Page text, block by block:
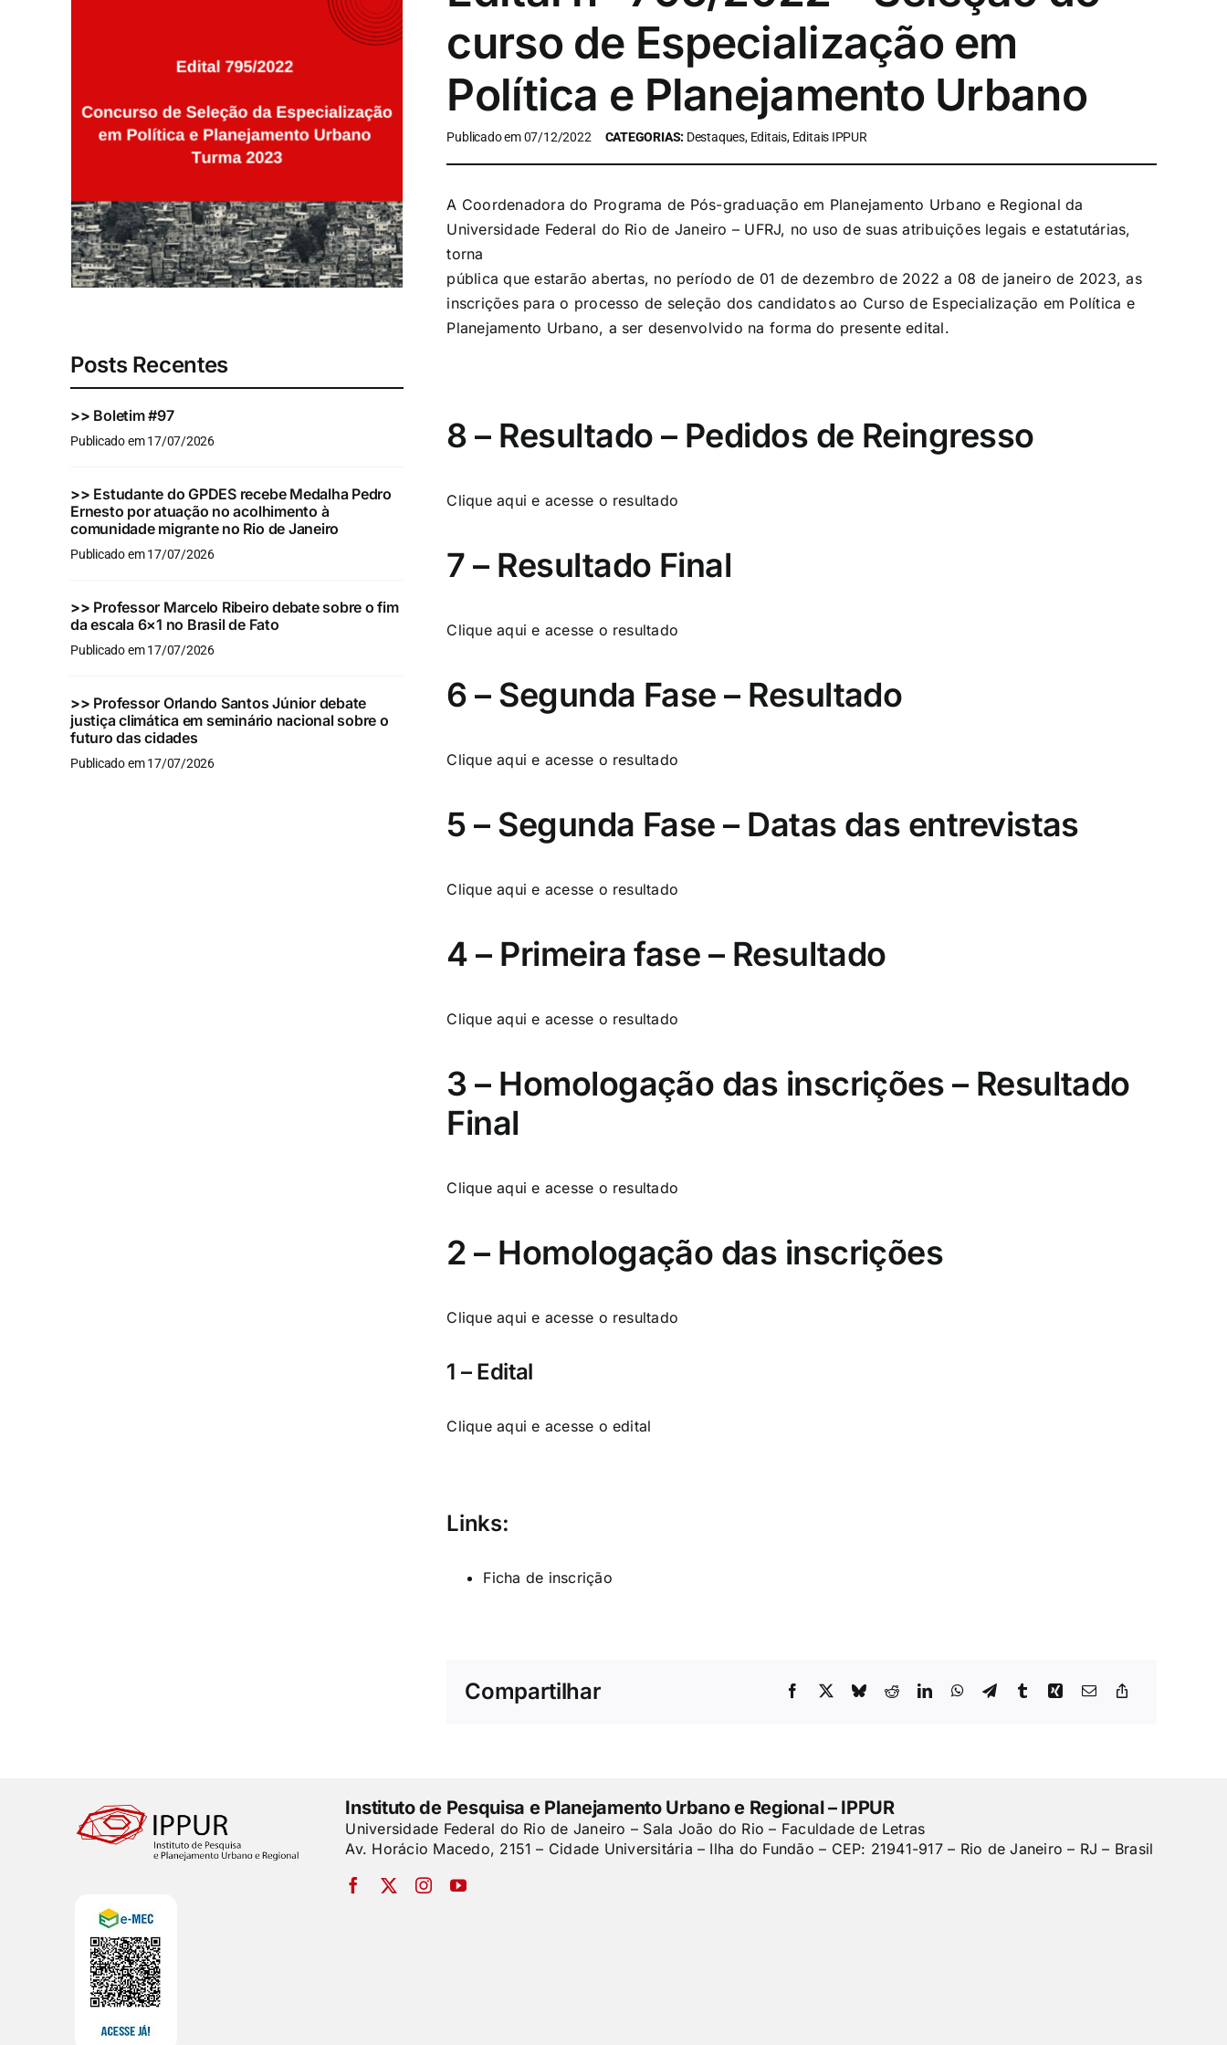
Posts Recentes
>> Boletim #97
Publicado em 17/07/2026
>> Estudante do GPDES recebe Medalha Pedro
Ernesto por atuação no acolhimento à
comunidade migrante no Rio de Janeiro
Publicado em 17/07/2026
>> Professor Marcelo Ribeiro debate sobre o fim
da escala 6×1 no Brasil de Fato
Publicado em 17/07/2026
>> Professor Orlando Santos Júnior debate
justiça climática em seminário nacional sobre o
futuro das cidades
Publicado em 17/07/2026
curso de Especialização em
Política e Planejamento Urbano
Publicado em 07/12/2022 CATEGORIAS: Destaques, Editais, Editais IPPUR
A Coordenadora do Programa de Pós-graduação em Planejamento Urbano e Regional da
Universidade Federal do Rio de Janeiro – UFRJ, no uso de suas atribuições legais e estatutárias,
torna
pública que estarão abertas, no período de 01 de dezembro de 2022 a 08 de janeiro de 2023, as
inscrições para o processo de seleção dos candidatos ao Curso de Especialização em Política e
Planejamento Urbano, a ser desenvolvido na forma do presente edital.
8 – Resultado – Pedidos de Reingresso
Clique aqui e acesse o resultado
7 – Resultado Final
Clique aqui e acesse o resultado
6 – Segunda Fase – Resultado
Clique aqui e acesse o resultado
5 – Segunda Fase – Datas das entrevistas
Clique aqui e acesse o resultado
4 – Primeira fase – Resultado
Clique aqui e acesse o resultado
3 – Homologação das inscrições – Resultado
Final
Clique aqui e acesse o resultado
2 – Homologação das inscrições
Clique aqui e acesse o resultado
1 – Edital
Clique aqui e acesse o edital
Links:
Ficha de inscrição
Compartilhar
Instituto de Pesquisa e Planejamento Urbano e Regional – IPPUR
Universidade Federal do Rio de Janeiro – Sala João do Rio – Faculdade de Letras
Av. Horácio Macedo, 2151 – Cidade Universitária – Ilha do Fundão – CEP: 21941-917 – Rio de Janeiro – RJ – Brasil